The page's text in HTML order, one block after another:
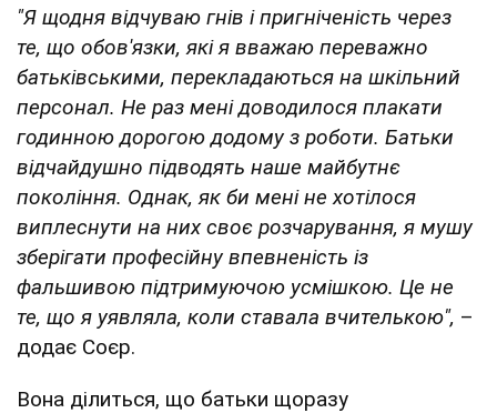
"Я щодня відчуваю гнів і пригніченість через
те, що обов'язки, які я вважаю переважно
батьківськими, перекладаються на шкільний
персонал. Не раз мені доводилося плакати
годинною дорогою додому з роботи. Батьки
відчайдушно підводять наше майбутнє
покоління. Однак, як би мені не хотілося
виплеснути на них своє розчарування, я мушу
зберігати професійну впевненість із
фальшивою підтримуючою усмішкою. Це не
те, що я уявляла, коли ставала вчителькою", –
додає Соєр.
Вона ділиться, що батьки щоразу